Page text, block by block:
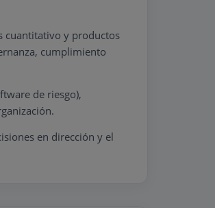
cuantitativo y productos
cumplimiento
de riesgo),
en dirección y el